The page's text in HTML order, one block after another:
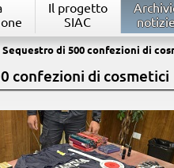
Il progetto
SIAC
Sequestro di 500 confezioni di
confezioni di cosmetici